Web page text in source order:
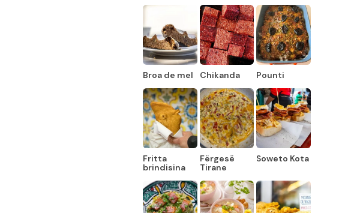
Broa de mel Chikanda Pounti
Fritta
brindisina
Fërgesë
Tirane
Soweto Kota